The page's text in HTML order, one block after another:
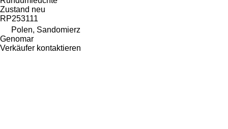
Zustand neu
RP253111
Polen, Sandomierz
Genomar
Verkäufer kontaktieren